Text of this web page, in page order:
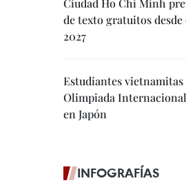
Ciudad Ho Chi Minh
de texto gratuitos
2027
Estudiantes vietnamitas
Olimpiada
en Japón
INFOGRAFÍAS